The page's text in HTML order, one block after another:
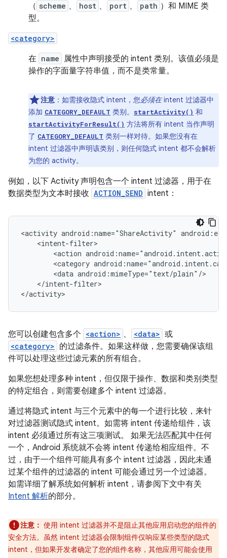
（ scheme 、 host 、 port 、 path ）和 MIME 类
型。
<category>
在 name
属性中声明接受的 intent 类别。该值必须是
操作的字面量字符串值，而不是类常量。
注意 ：如需接收隐式 intent，您必须在intent 过滤器中
添加 CATEGORY_DEFAULT 类别。 startActivity() 和
startActivityForResult() 方法将所有 intent 当作声明
了 CATEGORY_DEFAULT 类别一样对待。如果您没有在
intent 过滤器中声明该类别，则任何隐式 intent 都不会解析
为您的 activity。
例如，以下 Activity 声明包含一个 intent 过滤器，用于在
数据类型为文本时接收 ACTION_SEND intent：
<activity android:name="ShareActivity"
<action
<category
<data
</intent-filter>
</activity>
您可以创建包含多个 <action> 、 <data> 或
<category> 的过滤条件。如果这样做，您需要确保该组
件可以处理这些过滤元素的所有组合。
如果您想处理多种 intent，但仅限于操作、数据和类别类型
的特定组合，则需要创建多个 intent 过滤器。
通过将隐式 intent 与三个元素中的每一个进行比较，来针
对过滤器测试隐式 intent。如需将 intent 传递给组件，该
intent 必须通过所有这三项测试。 如果无法匹配其中任何
一个，Android 系统就不会将 intent 传递给相应组件。不
过，由于一个组件可能具有多个 intent 过滤器，因此未通
过某个组件的过滤器的 intent 可能会通过另一个过滤器。
如需详细了解系统如何解析 intent，请参阅下文中有关
Intent 解析的部分。
注意： 使用 intent 过滤器并不是阻止其他应用启动您的组件的
安全方法。虽然 intent 过滤器会限制组件仅响应某些类型的隐式
intent，但如果开发者确定了您的组件名称，其他应用可能会使用